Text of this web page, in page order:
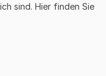
sind. Hier finden Sie